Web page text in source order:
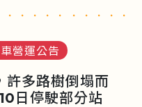
營運公告
許多路樹倒塌而
日停駛部分站